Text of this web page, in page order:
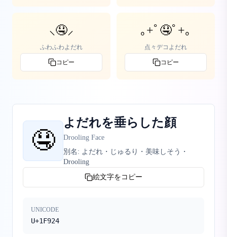
⸜🤤⸝
ふわふわよだれ
コピー
｡+ﾟ🤤ﾟ+｡
点々デコよだれ
コピー
🤤
よだれを垂らした顔
Drooling Face
別名: よだれ・じゅるり・美味しそう・
Drooling
絵文字をコピー
UNICODE
U+1F924